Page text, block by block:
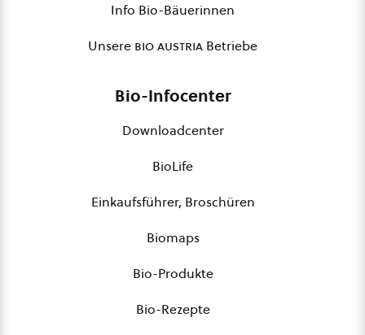
Info Bio-Bäuerinnen
Unsere bio austria Betriebe
Bio-Infocenter
Downloadcenter
BioLife
Einkaufsführer, Broschüren
Biomaps
Bio-Produkte
Bio-Rezepte